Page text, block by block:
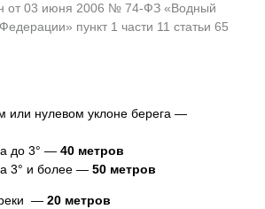
от 03 июня 2006 № 74-ФЗ «Водный
пункт 1 части 11 статьи 65
или нулевом уклоне берега —
до 3° —40 метров
3° и более —50 метров
реки —20 метров